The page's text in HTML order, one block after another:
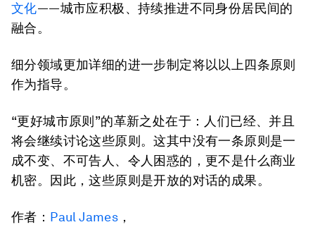
文化——城市应积极、持续推进不同身份居民间的
融合。
细分领域更加详细的进一步制定将以以上四条原则
作为指导。
“更好城市原则”的革新之处在于：人们已经、并且
将会继续讨论这些原则。这其中没有一条原则是一
成不变、不可告人、令人困惑的，更不是什么商业
机密。因此，这些原则是开放的对话的成果。
作者： Paul James ，